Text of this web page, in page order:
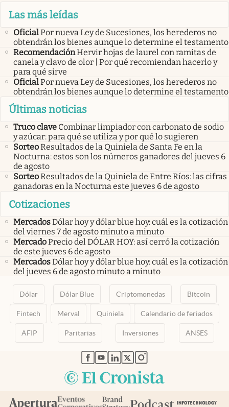
Las más leídas
OficialPor nueva Ley de Sucesiones, los herederos no
obtendrán los bienes aunque lo determine el testamento
RecomendaciónHervir hojas de laurel con ramitas de
canela y clavo de olor | Por qué recomiendan hacerlo y
para qué sirve
OficialPor nueva Ley de Sucesiones, los herederos no
obtendrán los bienes aunque lo determine el testamento
Últimas noticias
Truco clave Combinar limpiador con carbonato de sodio
y azúcar: para qué se utiliza y por qué lo sugieren
SorteoResultados de la Quiniela de Santa Fe en la
Nocturna: estos son los números ganadores del jueves 6
de agosto
SorteoResultados de la Quiniela de Entre Ríos: las cifras
ganadoras en la Nocturna este jueves 6 de agosto
Cotizaciones
MercadosDólar hoy y dólar blue hoy: cuál es la cotización
del viernes 7 de agosto minuto a minuto
MercadoPrecio del DÓLAR HOY: así cerró la cotización
de este jueves 6 de agosto
MercadosDólar hoy y dólar blue hoy: cuál es la cotización
del jueves 6 de agosto minuto a minuto
Dólar Dólar Blue Criptomonedas Bitcoin
Fintech Merval Quiniela Calendario de feriados
AFIP Paritarias Inversiones ANSES
abre en nueva pestaña
abre en nueva pestaña
abre en nueva pestaña
abre en nueva pestaña
abre en nueva pestaña